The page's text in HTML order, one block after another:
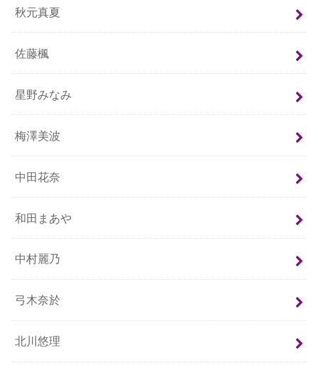
秋元真夏
佐藤楓
星野みなみ
梅澤美波
中田花奈
和田まあや
中村麗乃
弓木奈於
北川悠理